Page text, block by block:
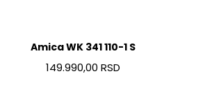
Amica WK 341 110-1 S
149.990,00 RSD